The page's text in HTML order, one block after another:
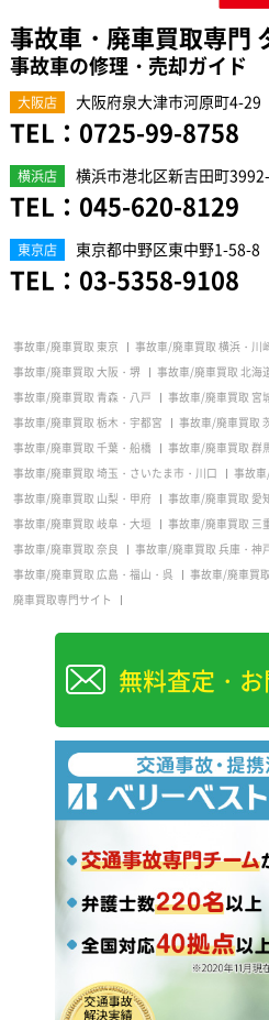
事故車・廃車買取専門
事故車の修理・売却ガイド
大阪店 大阪府泉大津市河原町4-29
TEL： 0725-99-8758
横浜店 横浜市港北区新吉田町
TEL： 045-620-8129
東京店 東京都中野区東中野1-58-8
TEL： 03-5358-9108
事故車/廃車買取 東京
事故車/廃車買取 横浜・川
事故車/廃車買取 大阪・堺
事故車/廃車買取 北海
事故車/廃車買取 青森・八戸
事故車/廃車買取 宮
事故車/廃車買取 栃木・宇都宮
事故車/廃車買取
事故車/廃車買取 千葉・船橋
事故車/廃車買取 群
事故車/廃車買取 埼玉・さいたま市・川口
事故
事故車/廃車買取 山梨・甲府
事故車/廃車買取 愛
事故車/廃車買取 岐阜・大垣
事故車/廃車買取 三
事故車/廃車買取 奈良
事故車/廃車買取 兵庫・神
事故車/廃車買取 広島・福山・呉
事故車/廃車買
廃車買取専門サイト
無料査定・